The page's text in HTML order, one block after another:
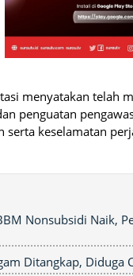
menyatakan telah
penguatan
serta keselamatan
Nonsubsidi Naik,
Ditangkap, Diduga